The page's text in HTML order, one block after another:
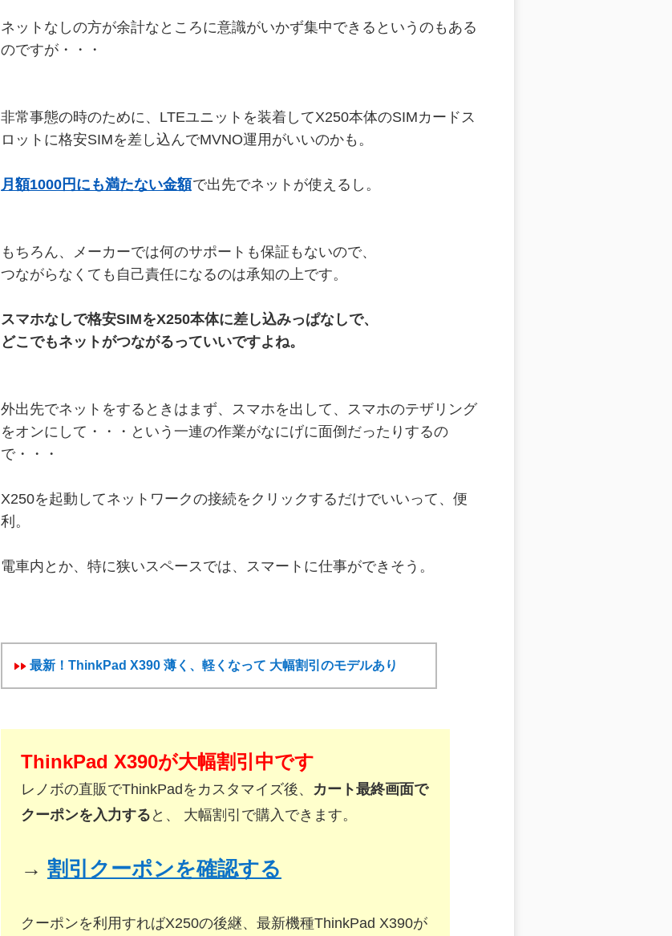
ネットなしの方が余計なところに意識がいかず集中できるというのもある
のですが・・・
非常事態の時のために、LTEユニットを装着してX250本体のSIMカードス
ロットに格安SIMを差し込んでMVNO運用がいいのかも。
月額1000円にも満たない金額で出先でネットが使えるし。
もちろん、メーカーでは何のサポートも保証もないので、
つながらなくても自己責任になるのは承知の上です。
スマホなしで格安SIMをX250本体に差し込みっぱなしで、
どこでもネットがつながるっていいですよね。
外出先でネットをするときはまず、スマホを出して、スマホのテザリング
をオンにして・・・という一連の作業がなにげに面倒だったりするの
で・・・
X250を起動してネットワークの接続をクリックするだけでいいって、便
利。
電車内とか、特に狭いスペースでは、スマートに仕事ができそう。
最新！ThinkPad X390 薄く、軽くなって 大幅割引のモデルあり
ThinkPad X390が大幅割引中です
レノボの直販でThinkPadをカスタマイズ後、 カート最終画面で
クーポンを入力する と、 大幅割引で購入できます。
→ 割引クーポンを確認する
クーポンを利用すればX250の後継、最新機種ThinkPad X390が